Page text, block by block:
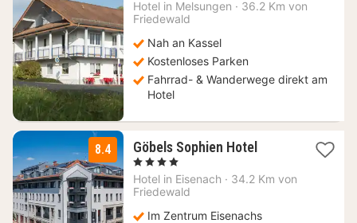
€
Hotel in Melsungen · 36.2 Km von
Friedewald
Nah an Kassel
Kostenloses Parken
Fahrrad- & Wanderwege direkt am
Hotel
8.4 Göbels Sophien Hotel1
ab
, 4 Sterne
Hotel in Eisenach · 34.2 Km von
Friedewald
Im Zentrum Eisenachs